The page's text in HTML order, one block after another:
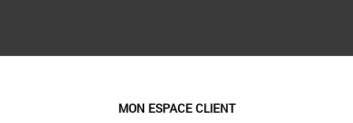
MON ESPACE CLIENT